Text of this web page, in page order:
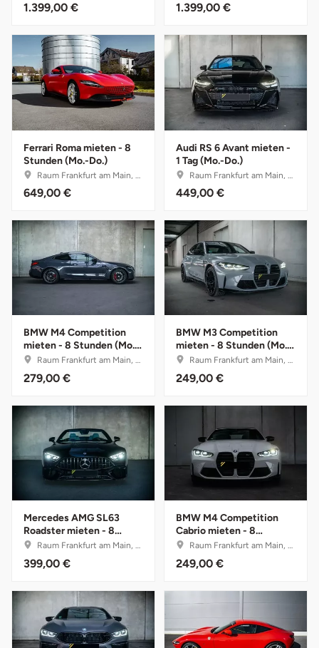
1.399,00 € 1.399,00 €
Ferrari Roma mieten - 8
Stunden (Mo.-Do.)
Raum Frankfurt am Main, Hessen
649,00 €
Audi RS 6 Avant mieten -
1 Tag (Mo.-Do.)
Raum Frankfurt am Main, Hessen
449,00 €
BMW M4 Competition
mieten - 8 Stunden (Mo.-
Do.)Raum Frankfurt am Main, Hessen
279,00 €
BMW M3 Competition
mieten - 8 Stunden (Mo.-
Do.)Raum Frankfurt am Main, Hessen
249,00 €
Mercedes AMG SL63
Roadster mieten - 8
Stunden (Mo.-Do.)
Raum Frankfurt am Main, Hessen
399,00 €
BMW M4 Competition
Cabrio mieten - 8
Stunden (Mo.-Do.)
Raum Frankfurt am Main, Hessen
249,00 €
Landshut
Langenselbold
Leipzig
Leutkirch
Ludwigslust-Parchim
Löbau
Lübeck
Lüchow-Dannenberg
Magdeburg
Main-Kinzig-Kreis
Mainz
Mannheim
Mecklenburgische Seenplatte
Meiningen
Merzig
Moers